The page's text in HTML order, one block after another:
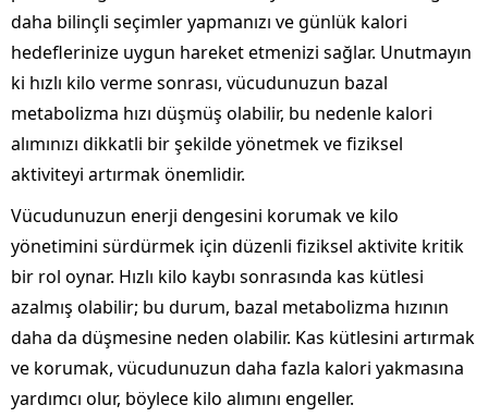
daha bilinçli seçimler yapmanızı ve günlük kalori
hedeflerinize uygun hareket etmenizi sağlar. Unutmayın
ki hızlı kilo verme sonrası, vücudunuzun bazal
metabolizma hızı düşmüş olabilir, bu nedenle kalori
alımınızı dikkatli bir şekilde yönetmek ve fiziksel
aktiviteyi artırmak önemlidir.
Vücudunuzun enerji dengesini korumak ve kilo
yönetimini sürdürmek için düzenli fiziksel aktivite kritik
bir rol oynar. Hızlı kilo kaybı sonrasında kas kütlesi
azalmış olabilir; bu durum, bazal metabolizma hızının
daha da düşmesine neden olabilir. Kas kütlesini artırmak
ve korumak, vücudunuzun daha fazla kalori yakmasına
yardımcı olur, böylece kilo alımını engeller.